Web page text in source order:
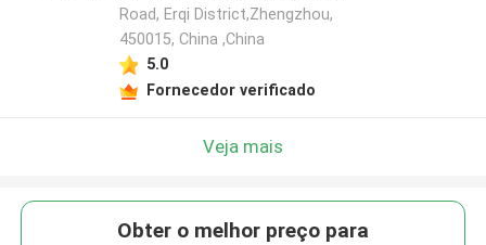
Road, Erqi District,Zhengzhou,
450015, China ,China
5.0
Fornecedor verificado
Veja mais
Obter o melhor preço para